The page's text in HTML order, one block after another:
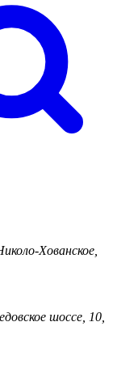
Хованское,
шоссе, 10,